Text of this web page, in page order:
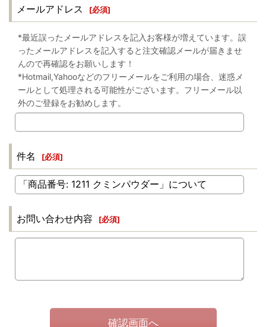
メールアドレス [必須]
*最近誤ったメールアドレスを記入お客様が増えています。誤
ったメールアドレスを記入すると注文確認メールが届きませ
んので再確認をお願いします！
*Hotmail,Yahooなどのフリーメールをご利用の場合、迷惑メ
ールとして処理される可能性がございます。フリーメール以
外のご登録をお勧めします。
件名 [必須]
お問い合わせ内容 [必須]
確認画面へ